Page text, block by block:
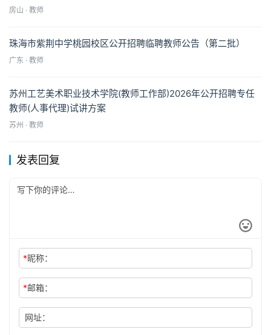
房山 · 教师
珠海市紫荆中学桃园校区公开招聘临聘教师公告（第二批）
广东 · 教师
苏州工艺美术职业技术学院(教师工作部)2026年公开招聘专任
教师(人事代理)试讲方案
苏州 · 教师
发表回复
*昵称：
*邮箱：
网址：